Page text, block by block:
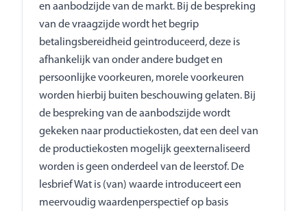
en aanbodzijde van de markt. Bij de bespreking
van de vraagzijde wordt het begrip
betalingsbereidheid geintroduceerd, deze is
afhankelijk van onder andere budget en
persoonlijke voorkeuren, morele voorkeuren
worden hierbij buiten beschouwing gelaten. Bij
de bespreking van de aanbodszijde wordt
gekeken naar productiekosten, dat een deel van
de productiekosten mogelijk geexternaliseerd
worden is geen onderdeel van de leerstof. De
lesbrief Wat is (van) waarde introduceert een
meervoudig waardenperspectief op basis